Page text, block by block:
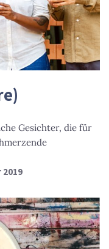
Gesichter, die für
2019